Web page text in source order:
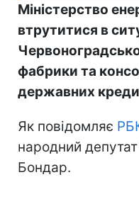
Міністерство
втрутитися в
фабрики та
державних
Як повідомляє
народний
Бондар.